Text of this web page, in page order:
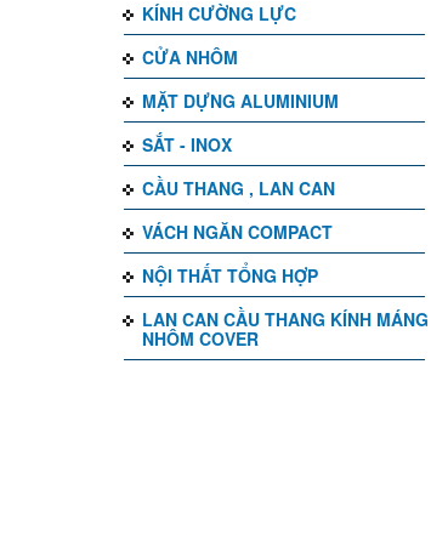
KÍNH CƯỜNG LỰC
CỬA NHÔM
MẶT DỰNG ALUMINIUM
SẮT - INOX
CẦU THANG , LAN CAN
VÁCH NGĂN COMPACT
NỘI THẤT TỔNG HỢP
LAN CAN CẦU THANG KÍNH MÁNG
NHÔM COVER